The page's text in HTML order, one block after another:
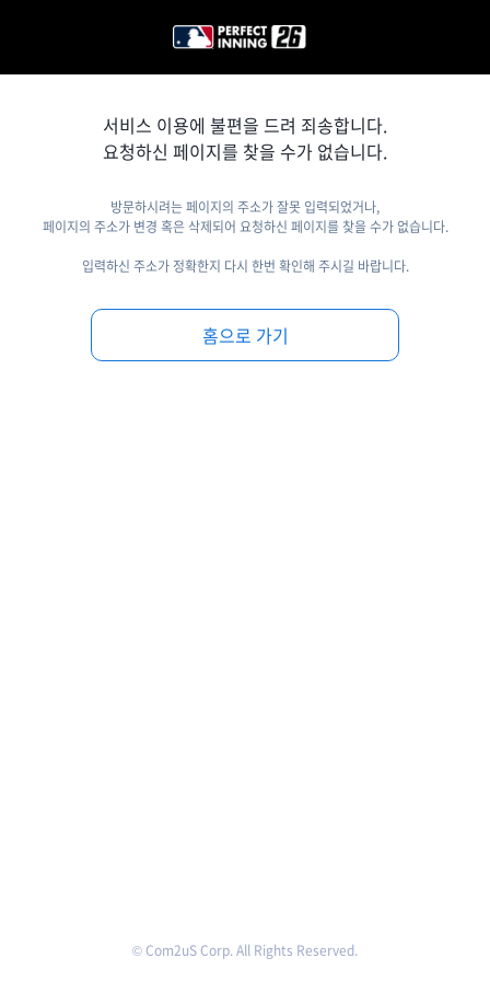
서비스 이용에 불편을 드려 죄송합니다.
요청하신 페이지를 찾을 수가 없습니다.
방문하시려는 페이지의 주소가 잘못 입력되었거나,
페이지의 주소가 변경 혹은 삭제되어 요청하신 페이지를 찾을 수가 없습니다.
입력하신 주소가 정확한지 다시 한번 확인해 주시길 바랍니다.
홈으로 가기
© Com2uS Corp. All Rights Reserved.